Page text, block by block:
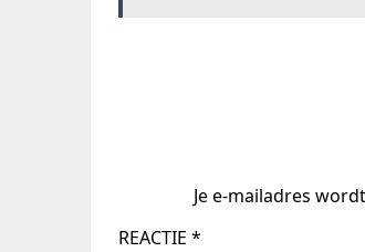
Je e-mailadres
REACTIE *